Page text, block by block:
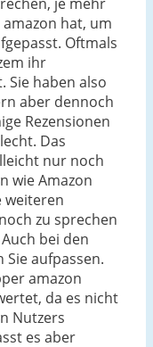
hat, um
Oftmals
ihr
Sie haben also
aber dennoch
Rezensionen
Das
nur noch
wie Amazon
weiteren
zu sprechen
bei den
aufpassen.
amazon
da es nicht
Nutzers
es aber